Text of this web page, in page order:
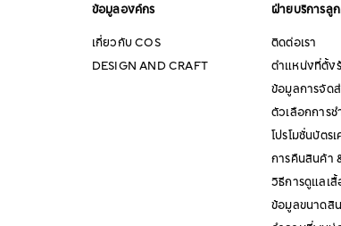
ข้อมูลองค์กร
เกี่ยวกับ COS
DESIGN AND CRAFT
ฝ่ายบริการลู
ติดต่อเรา
ตำแหน่งที่ตั้ง
ข้อมูลการจัด
ตัวเลือกการช
โปรโมชั่นบัตร
การคืนสินค้า
วิธีการดูแลเ
ข้อมูลขนาดสิ